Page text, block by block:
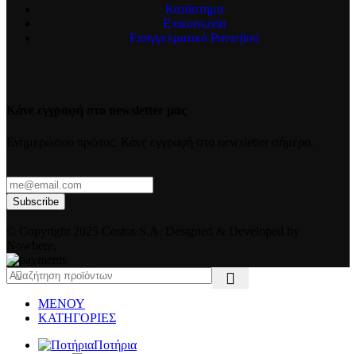
Κατάστημα
Επικοινωνία
Επαγγελματικό Ραντεβού
ΜΕΝΟΥ
ΚΑΤΗΓΟΡΙΕΣ
Ποτήρια